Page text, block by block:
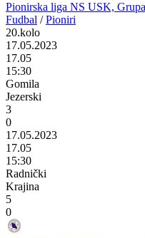
Pionirska liga NS USK,
Fudbal / Pioniri
20.kolo
17.05.2023
17.05
15:30
Gomila
Jezerski
3
0
17.05.2023
17.05
15:30
Radnički
Krajina
5
0